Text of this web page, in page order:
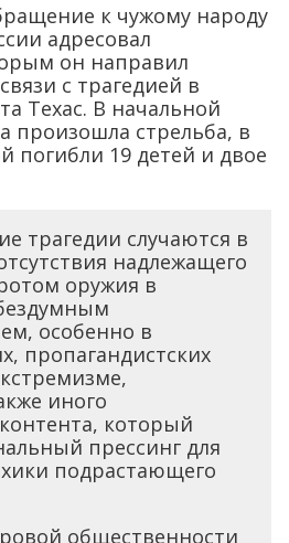
к чужому народу
адресовал
он направил
с трагедией в
Техас. В начальной
произошла стрельба, в
погибли 19 детей и двое
трагедии случаются в
надлежащего
оружия в
особенно в
пропагандистских
иного
который
прессинг для
подрастающего
общественности